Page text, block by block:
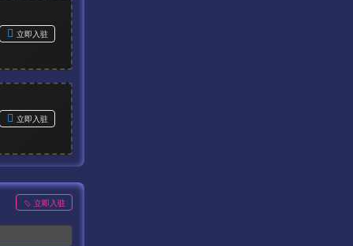
立即入驻
立即入驻
立即入驻